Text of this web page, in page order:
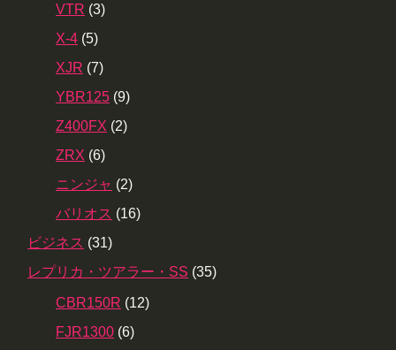
VTR (3)
X-4 (5)
XJR (7)
YBR125 (9)
Z400FX (2)
ZRX (6)
ニンジャ (2)
バリオス (16)
ビジネス (31)
レプリカ・ツアラー・SS (35)
CBR150R (12)
FJR1300 (6)